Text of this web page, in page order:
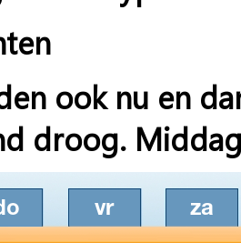
ook nu en
droog.